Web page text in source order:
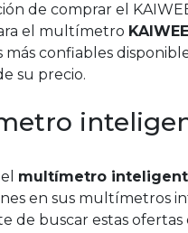
de comprar el
el multímetro
confiables
su precio.
multímetro
en sus multímetros
de buscar estas